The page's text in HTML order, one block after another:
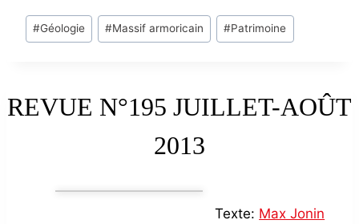
Post
Tags:
#Géologie #Massif armoricain #Patrimoine
REVUE N°195 JUILLET-AOÛT
2013
Texte: Max Jonin